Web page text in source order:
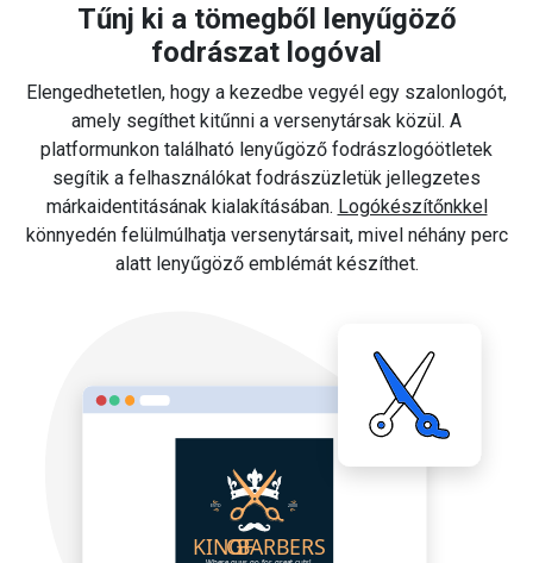
Tűnj ki a tömegből lenyűgöző
fodrászat logóval
Elengedhetetlen, hogy a kezedbe vegyél egy szalonlogót,
amely segíthet kitűnni a versenytársak közül. A
platformunkon található lenyűgöző fodrászlogóötletek
segítik a felhasználókat fodrászüzletük jellegzetes
márkaidentitásának kialakításában. Logókészítőnkkel
könnyedén felülmúlhatja versenytársait, mivel néhány perc
alatt lenyűgöző emblémát készíthet.